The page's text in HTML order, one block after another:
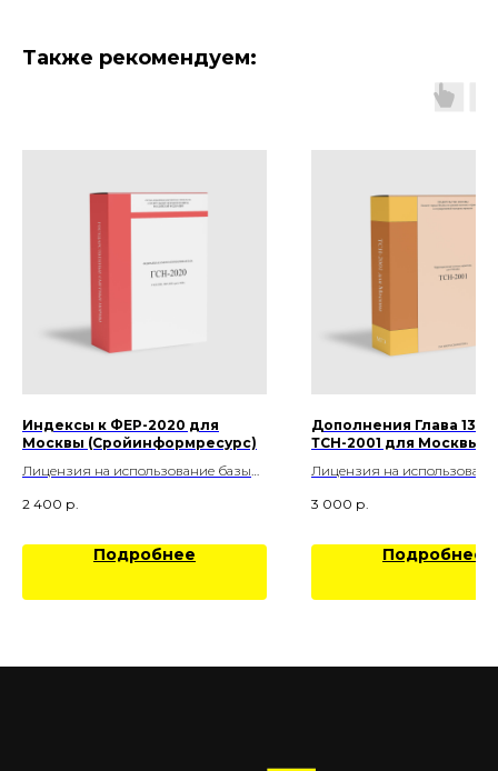
Также рекомендуем:
Индексы к ФЕР-2020 для
Москвы (Сройинформресурс)
Лицензия на использование базы
НОРМАТИВЫ (ЕСН)", включающей
стоимости СМР к актуальной
2 400 р.
Подробнее
Дополнения Глава 13-2
ТСН-2001 для Москвы
Лицензия на
НОРМАТИВЫ (ЕСН)",
(Дополнение) сметно-
3 000 р.
Подробнее